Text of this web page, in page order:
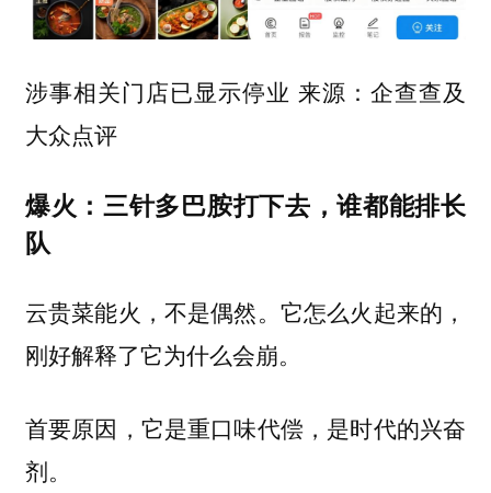
涉事相关门店已显示停业 来源：企查查及
大众点评
爆火：三针多巴胺打下去，谁都能排长
队
云贵菜能火，不是偶然。它怎么火起来的，
刚好解释了它为什么会崩。
首要原因，它是重口味代偿，是时代的兴奋
剂。